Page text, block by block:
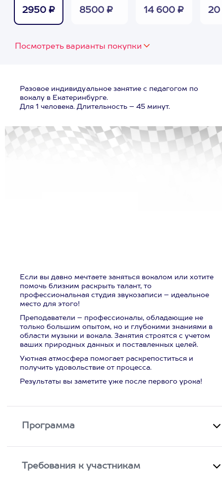
2950 ₽ 8500 ₽ 14 600 ₽ 20
Посмотреть варианты покупки
Разовое индивидуальное занятие с педагогом по
вокалу в Екатеринбурге.
Для 1 человека. Длительность – 45 минут.
Если вы давно мечтаете заняться вокалом или хотите
помочь близким раскрыть талант, то
профессиональная студия звукозаписи – идеальное
место для этого!
Преподаватели – профессионалы, обладающие не
только большим опытом, но и глубокими знаниями в
области музыки и вокала. Занятия строятся с учетом
ваших природных данных и поставленных целей.
Уютная атмосфера помогает раскрепоститься и
получить удовольствие от процесса.
Результаты вы заметите уже после первого урока!
Программа
Требования к участникам